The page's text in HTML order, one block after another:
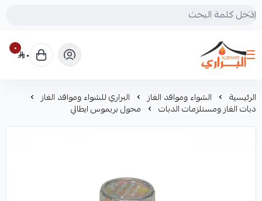
البراري للرحلات
٠ ٠
الرئيسية الشواء ومواقد الغاز البراري للشواء ومواقد الغاز
دبات الغاز ومستلزمات الدبات محول بريموس ايطالي